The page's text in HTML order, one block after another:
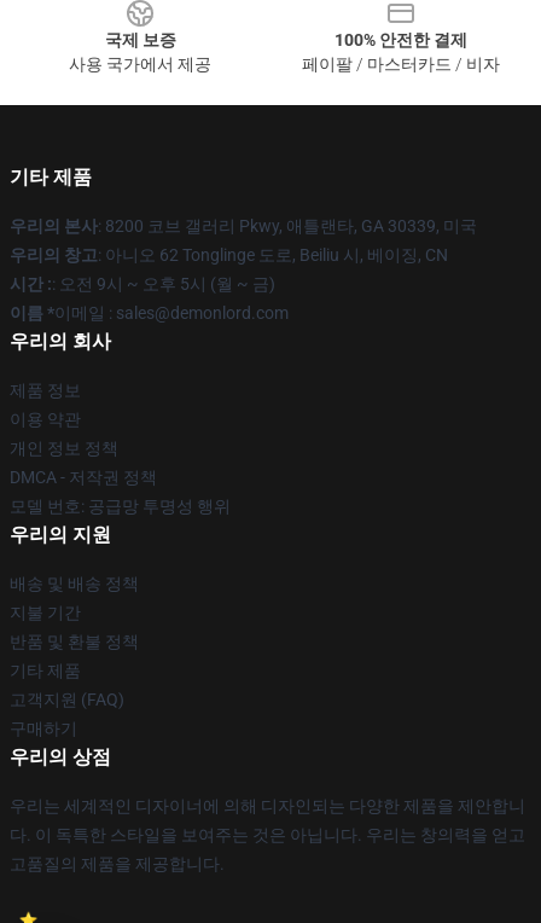
국제 보증
사용 국가에서 제공
100% 안전한 결제
페이팔 / 마스터카드 / 비자
기타 제품
우리의 본사: 8200 코브 갤러리 Pkwy, 애틀랜타, GA 30339, 미국
우리의 창고: 아니오 62 Tonglinge 도로, Beiliu 시, 베이징, CN
시간 :: 오전 9시 ~ 오후 5시 (월 ~ 금)
이름 *이메일 : sales@demonlord.com
우리의 회사
제품 정보
이용 약관
개인 정보 정책
DMCA - 저작권 정책
모델 번호: 공급망 투명성 행위
우리의 지원
배송 및 배송 정책
지불 기간
반품 및 환불 정책
기타 제품
고객지원 (FAQ)
구매하기
우리의 상점
우리는 세계적인 디자이너에 의해 디자인되는 다양한 제품을 제안합니
다. 이 독특한 스타일을 보여주는 것은 아닙니다. 우리는 창의력을 얻고
고품질의 제품을 제공합니다.